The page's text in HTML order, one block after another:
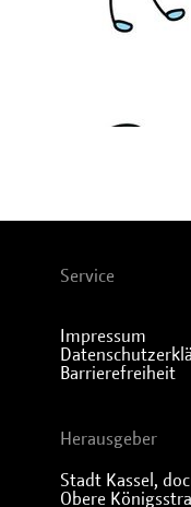
Service
Impressum
Barrierefreiheit
Herausgeber
Stadt Kassel,
Obere